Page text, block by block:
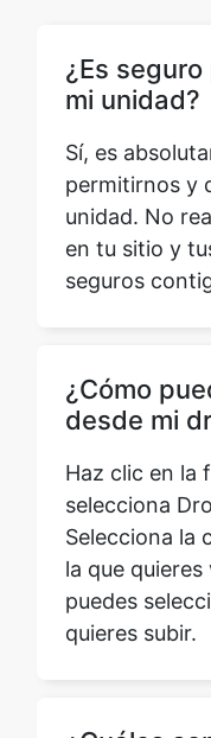
¿Es
mi unidad?
permitirnos y
unidad. No
en tu sitio y
seguros
¿Cómo
desde mi
selecciona
Selecciona la
la que quieres
puedes
quieres subir.
¿Cuáles